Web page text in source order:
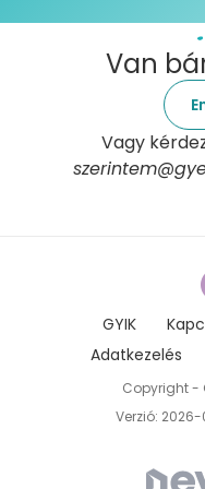
Van
Vagy
GYIK
Adatkezelés
Copyright -
Verzió: